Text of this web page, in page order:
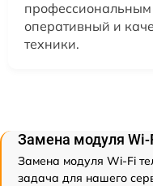
профессиональным
оперативный и
техники.
Замена модуля Wi-
Замена модуля Wi-Fi
задача для нашего